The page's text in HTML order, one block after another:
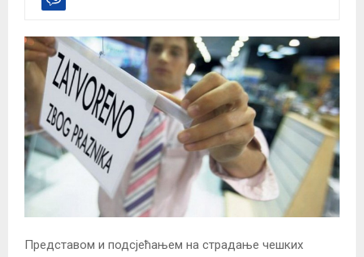
Представом и подсјећањем на страдање чешких